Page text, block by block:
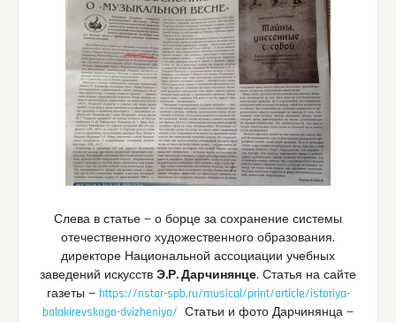
Слева в статье — о борце за сохранение системы
отечественного художественного образования,
директоре Национальной ассоциации учебных
заведений искусств Э.Р. Дарчинянце. Статья на сайте
газеты — https://nstar-spb.ru/musical/print/article/istoriya-
balakirevskogo-dvizheniya/ Статьи и фото Дарчинянца —